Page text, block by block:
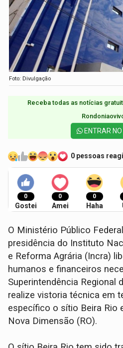
Foto: Divulgação
Receba todas as notícias
ENTRAR
0 pessoas
0
Gostei
0
Amei
0
Haha
O Ministério Público
presidência do Instituto
e Reforma Agrária (Incra)
humanos e financeiros
Superintendência Regional
realize vistoria técnica em
específico o sítio Beira Rio
Nova Dimensão (RO).